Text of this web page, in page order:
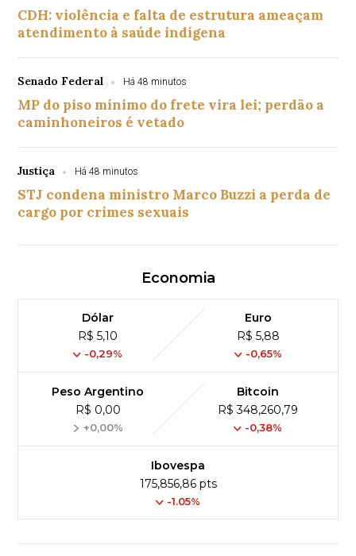
CDH: violência e falta de estrutura ameaçam
atendimento à saúde indígena
Senado Federal Há 48 minutos
MP do piso mínimo do frete vira lei; perdão a
caminhoneiros é vetado
Justiça Há 48 minutos
STJ condena ministro Marco Buzzi a perda de
cargo por crimes sexuais
Economia
Dólar
R$ 5,10
-0,29%
Euro
R$ 5,88
-0,65%
Peso Argentino
R$ 0,00
+0,00%
Bitcoin
R$ 348,260,79
-0,38%
Ibovespa
175,856,86 pts
-1.05%